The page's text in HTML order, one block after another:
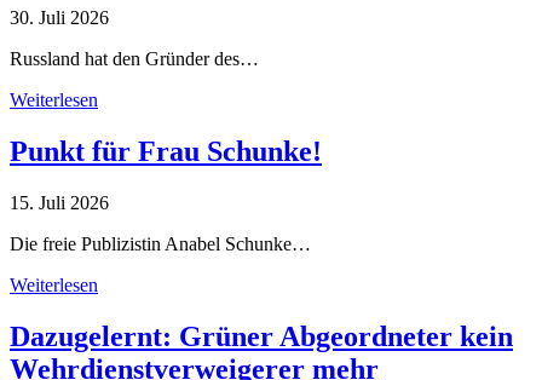
30. Juli 2026
Russland hat den Gründer des…
Weiterlesen
Punkt für Frau Schunke!
15. Juli 2026
Die freie Publizistin Anabel Schunke…
Weiterlesen
Dazugelernt: Grüner Abgeordneter kein
Wehrdienstverweigerer mehr